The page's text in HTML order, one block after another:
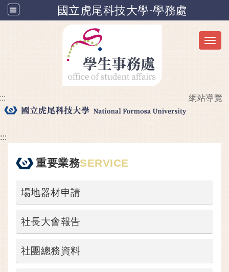
國立虎尾科技大學-學務處
網站導覽
:::
重要業務SERVICE
場地器材申請
社長大會報告
社團總務資料